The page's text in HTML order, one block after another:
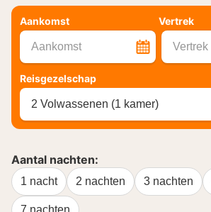
Aankomst Vertrek
Aankomst Vertrek
Reisgezelschap
2 Volwassenen (1 kamer)
Aantal nachten:
1 nacht 2 nachten 3 nachten
7 nachten